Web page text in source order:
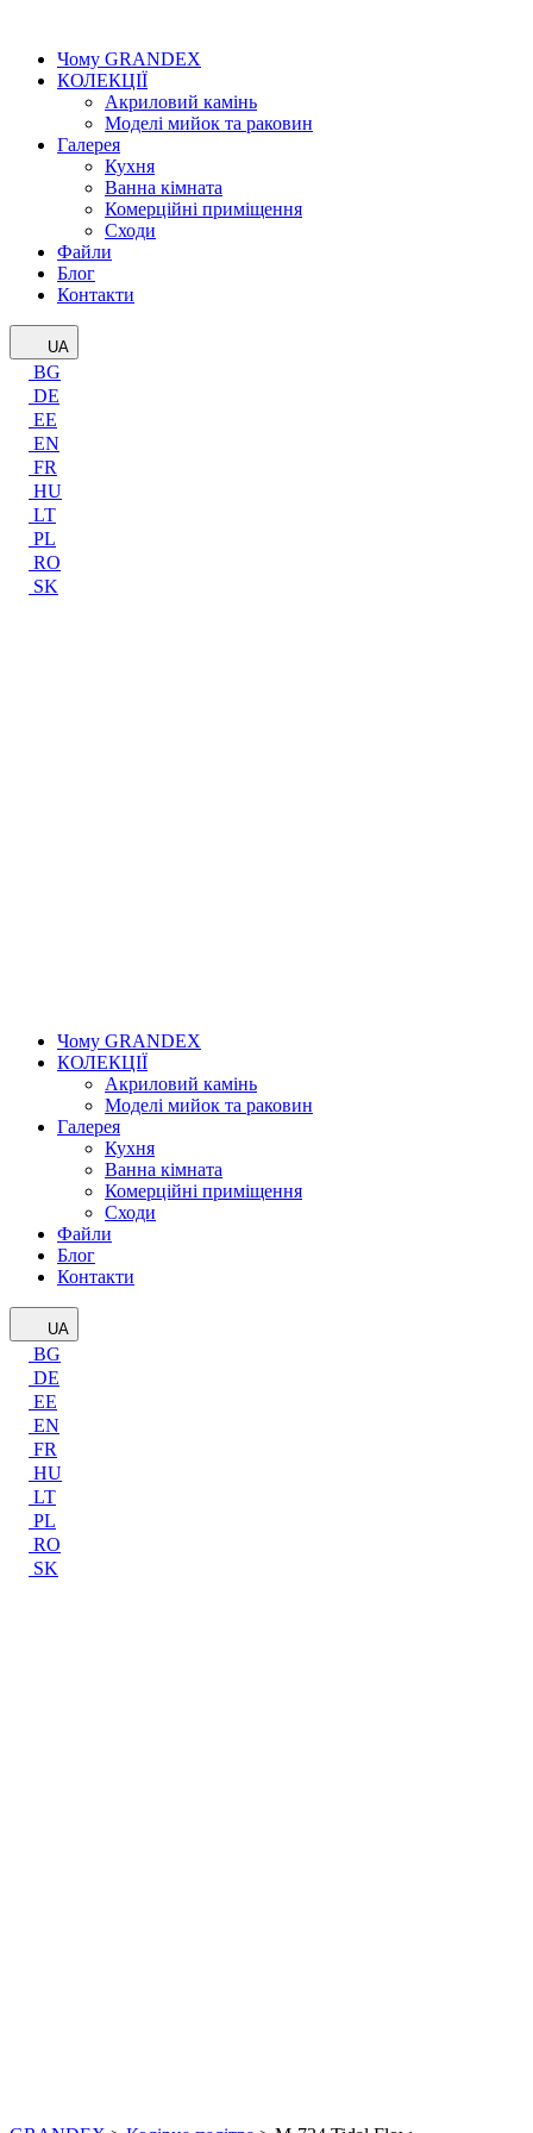
Чому GRANDEX
КОЛЕКЦІЇ
Акриловий камінь
Моделі мийок та раковин
Галерея
Кухня
Ванна кімната
Комерційні приміщення
Сходи
Файли
Блог
Контакти
UA
BG
DE
EE
EN
FR
HU
LT
PL
RO
SK
Чому GRANDEX
КОЛЕКЦІЇ
Акриловий камінь
Моделі мийок та раковин
Галерея
Кухня
Ванна кімната
Комерційні приміщення
Сходи
Файли
Блог
Контакти
UA
BG
DE
EE
EN
FR
HU
LT
PL
RO
SK